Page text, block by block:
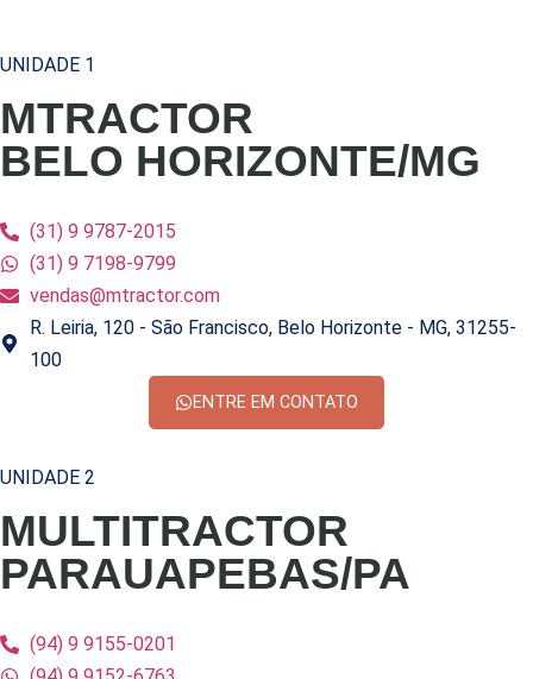
UNIDADE 1
MTRACTOR
BELO HORIZONTE/MG
(31) 9 9787-2015
(31) 9 7198-9799
vendas@mtractor.com
R. Leiria, 120 - São Francisco, Belo Horizonte - MG, 31255-
100
ENTRE EM CONTATO
UNIDADE 2
MULTITRACTOR
PARAUAPEBAS/PA
(94) 9 9155-0201